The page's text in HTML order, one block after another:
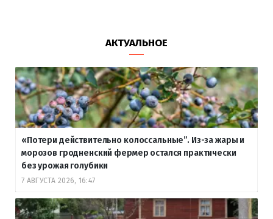
АКТУАЛЬНОЕ
«Потери действительно колоссальные”. Из-за жары и
морозов гродненский фермер остался практически
без урожая голубики
7 АВГУСТА 2026, 16:47